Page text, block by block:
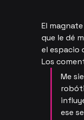
El
que le dé
el espacio
Los
Me
ese